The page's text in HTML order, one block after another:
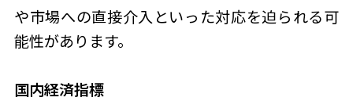
や市場への直接介入といった対応を迫られる可
能性があります。
国内経済指標